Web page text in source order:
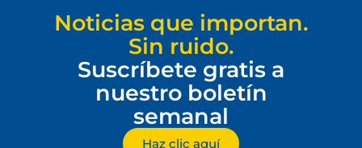
Noticias que importan.
Sin ruido.
Suscríbete gratis a
nuestro boletín
semanal
Haz clic aquí